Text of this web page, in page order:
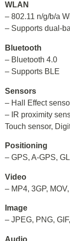
WLAN
– 802.11 n/g/b/a
– Supports dual-
Bluetooth
– Bluetooth 4.0
– Supports BLE
Sensors
– Hall Effect
– IR proximity
Touch sensor,
Positioning
– GPS, A-GPS,
Video
– MP4, 3GP,
Image
– JPEG, PNG,
Audio